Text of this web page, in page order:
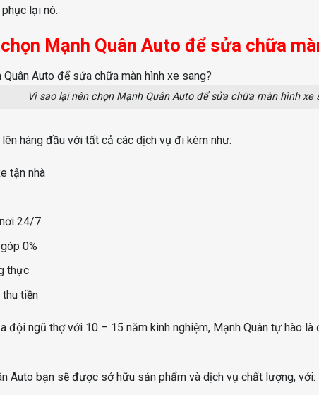
lại nó.
Mạnh Quân Auto để sửa chữa
Vì sao lại nên chọn Mạnh Quân Auto để sửa chữa màn hình xe
hàng đầu với tất cả các dịch vụ đi kèm như:
tận nhà
24/7
0%
thực
thu tiền
đội ngũ thợ với 10 – 15 năm kinh nghiệm, Mạnh Quân tự hào
Auto bạn sẽ được sở hữu sản phẩm và dịch vụ chất lượng, với: